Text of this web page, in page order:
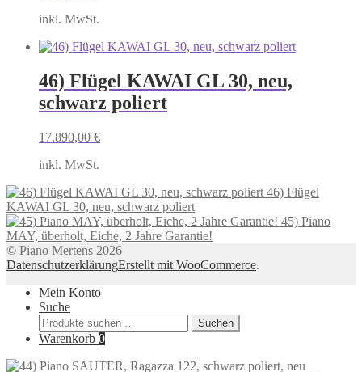
inkl. MwSt.
46) Flügel KAWAI GL 30, neu,
schwarz poliert
17.890,00 €
inkl. MwSt.
46) Flügel
KAWAI GL 30, neu, schwarz poliert
45) Piano
MAY, überholt, Eiche, 2 Jahre Garantie!
© Piano Mertens 2026
DatenschutzerklärungErstellt mit WooCommerce.
Mein Konto
Suche
Suchen
nach:
Suchen
Warenkorb 0